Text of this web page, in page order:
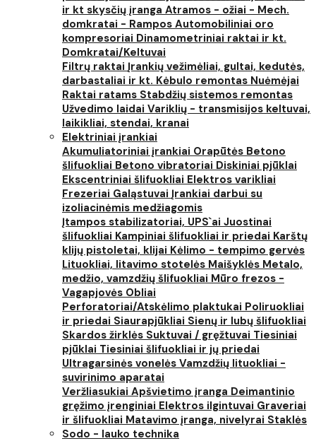
ir kt skysčių įranga Atramos - ožiai - Mech.
domkratai - Rampos Automobiliniai oro
kompresoriai Dinamometriniai raktai ir kt.
Domkratai/Keltuvai
Filtrų raktai Įrankių vežimėliai, gultai, kedutės,
darbastaliai ir kt. Kėbulo remontas Nuėmėjai
Raktai ratams Stabdžių sistemos remontas
Užvedimo laidai Variklių - transmisijos keltuvai,
laikikliai, stendai, kranai
Elektriniai įrankiai
Akumuliatoriniai įrankiai Orapūtės Betono
šlifuokliai Betono vibratoriai Diskiniai pjūklai
Ekscentriniai šlifuokliai Elektros varikliai
Frezeriai Galąstuvai Įrankiai darbui su
izoliacinėmis medžiagomis
Įtampos stabilizatoriai, UPS`ai Juostinai
šlifuokliai Kampiniai šlifuokliai ir priedai Karštų
klijų pistoletai, klijai Kėlimo - tempimo gervės
Lituokliai, litavimo stotelės Maišyklės Metalo,
medžio, vamzdžių šlifuokliai Mūro frezos -
Vagapjovės Obliai
Perforatoriai/Atskėlimo plaktukai Poliruokliai
ir priedai Siaurapjūkliai Sienų ir lubų šlifuokliai
Skardos žirklės Suktuvai / gręžtuvai Tiesiniai
pjūklai Tiesiniai šlifuokliai ir jų priedai
Ultragarsinės vonelės Vamzdžių lituokliai -
suvirinimo aparatai
Veržliasukiai Apšvietimo įranga Deimantinio
gręžimo įrenginiai Elektros ilgintuvai Graveriai
ir šlifuokliai Matavimo įranga, nivelyrai Staklės
Sodo - lauko technika